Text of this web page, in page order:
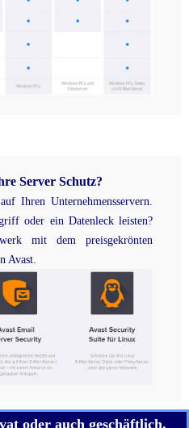
Server Schutz?
Ihren Unternehmensservern.
oder ein Datenleck leisten?
mit dem preisgekrönten
Avast.
oder auch geschäftlich.